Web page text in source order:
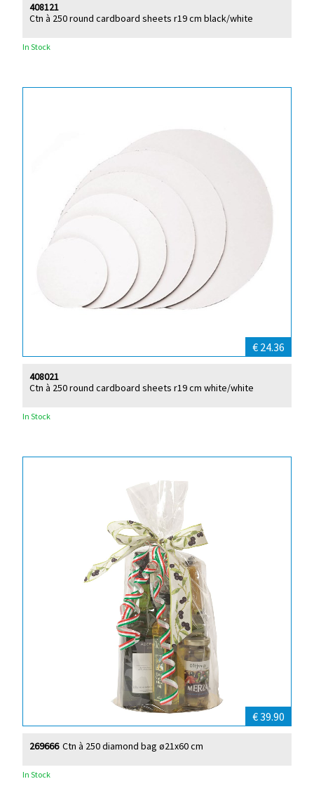
Ctn à 250 round cardboard sheets r19 cm black/white
408121
In Stock
€ 24.36
Ctn à 250 round cardboard sheets r19 cm white/white
408021
In Stock
€ 39.90
Ctn à 250 diamond bag ø21x60 cm
269666
In Stock